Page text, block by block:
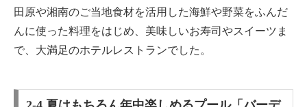
田原や湘南のご当地食材を活用した海鮮や野菜をふんだ
んに使った料理をはじめ、美味しいお寿司やスイーツま
で、大満足のホテルレストランでした。